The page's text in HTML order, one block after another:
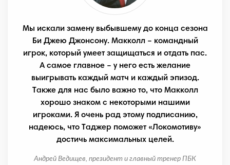
Мы искали замену выбывшему до конца сезона
Би Джею Джонсону. Макколл – командный
игрок, который умеет защищаться и отдать пас.
А самое главное – у него есть желание
выигрывать каждый матч и каждый эпизод.
Также для нас было важно то, что Макколл
хорошо знаком с некоторыми нашими
игроками. Я очень рад этому подписанию,
надеюсь, что Таджер поможет «Локомотиву»
достичь максимальных целей.
Андрей Ведищев, президент и главный тренер ПБК